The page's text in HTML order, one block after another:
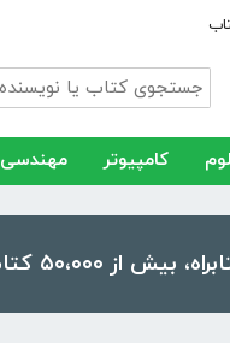
کامپیوتر مهندسی
را در موبایل و تبلت خود داشته باشید!